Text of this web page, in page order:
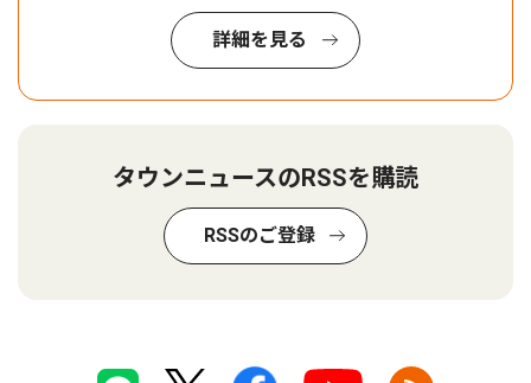
詳細を見る
タウンニュースのRSSを購読
RSSのご登録